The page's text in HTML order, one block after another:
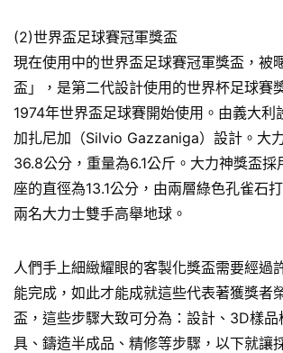
(2)世界盃足球賽冠軍獎盃
現在使用中的世界盃足球賽冠軍獎盃，被
盃」，是第二代設計使用的世界杯足球賽
1974年世界盃足球賽開始使用。由義大利
加扎尼加（Silvio Gazzaniga）設計。大
36.8公分，重量為6.1公斤。大力神獎盃採
座的直徑為13.1公分，由兩層綠色孔雀石
兩名大力士雙手高舉地球。
人們手上細緻耀眼的客製化獎盃需要經過
能完成，如此才能成就這些代表著獲獎者
盃，這些步驟大致可分為：設計、3D樣
具、鑄造半成品、精修等步驟，以下就讓